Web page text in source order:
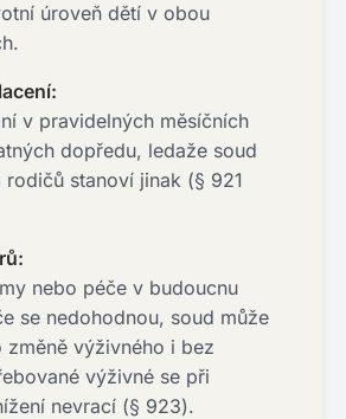
úroveň dětí v obou
v pravidelných měsíčních
dopředu, ledaže soud
stanoví jinak (§ 921
nebo péče v budoucnu
se nedohodnou, soud může
změně výživného i bez
výživné se při
nevrací (§ 923).